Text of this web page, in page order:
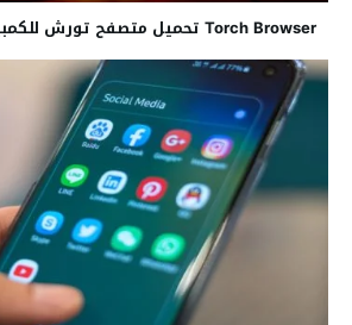
Torch Browser تحميل متصفح تورش للكمبيوتر 2023